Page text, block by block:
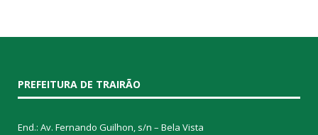
PREFEITURA DE TRAIRÃO
End.: Av. Fernando Guilhon, s/n – Bela Vista